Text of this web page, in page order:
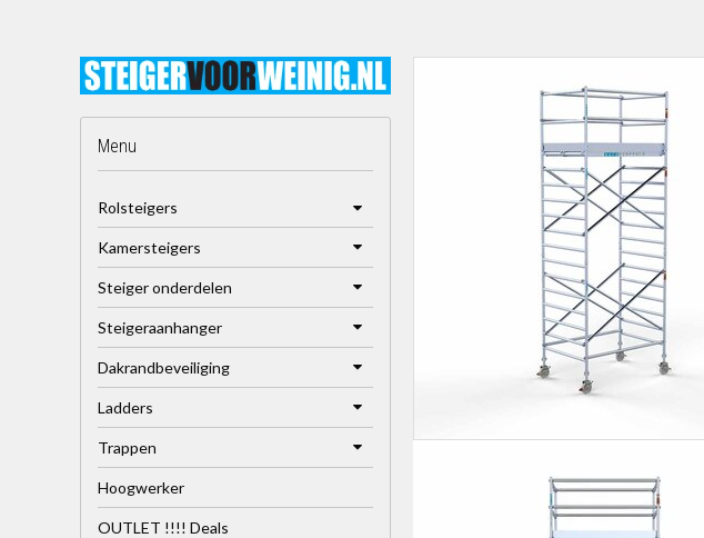
Menu
Rolsteigers
Kamersteigers
Steiger onderdelen
Steigeraanhanger
Dakrandbeveiliging
Ladders
Trappen
Hoogwerker
OUTLET !!!! Deals